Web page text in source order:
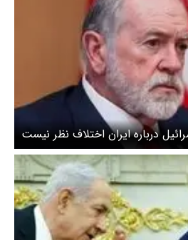
درباره ایران اختلاف نظر نیست